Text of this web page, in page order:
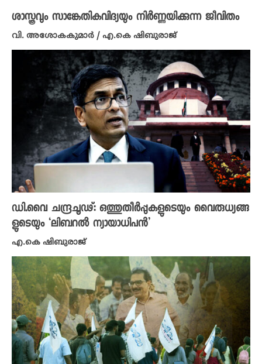
ശാസ്ത്രവും സാങ്കേതികവിദ്യയും നിർണ്ണയിക്കുന്ന ജീവിതം
വി. അശോകകുമാർ / എ.കെ ഷിബുരാജ്
ഡി.വൈ ചന്ദ്രചൂഢ്: ഒത്തുതീർപ്പുകളുടെയും വൈരുധ്യങ്ങ
ളുടെയും ‘ലിബറൽ ന്യായാധിപൻ’
എ.കെ ഷിബുരാജ്